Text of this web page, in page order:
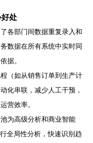
处
了各部门间数据重复录入和
数据在所有系统中实时同
据。
程（如从销售订单到生产计
化串联，减少人工干预，
营效率。
池为高级分析和商业智能
全局性分析，快速识别趋